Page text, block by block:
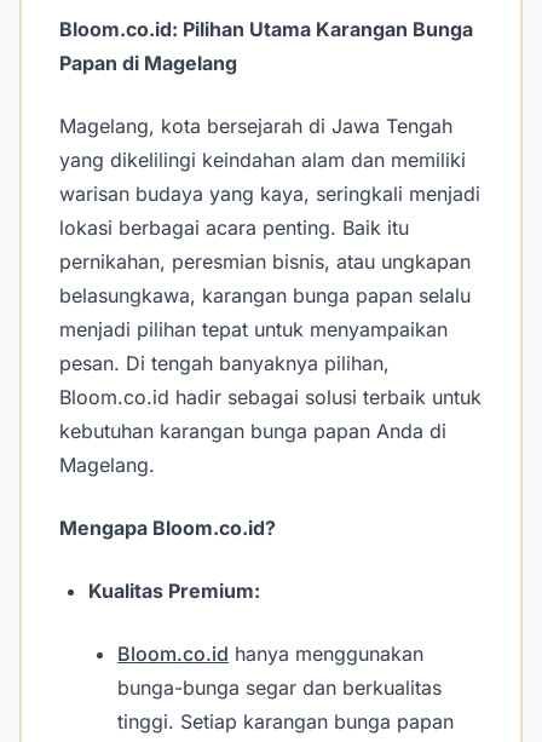
Bloom.co.id: Pilihan Utama Karangan Bunga
Papan di Magelang
Magelang, kota bersejarah di Jawa Tengah
yang dikelilingi keindahan alam dan memiliki
warisan budaya yang kaya, seringkali menjadi
lokasi berbagai acara penting. Baik itu
pernikahan, peresmian bisnis, atau ungkapan
belasungkawa, karangan bunga papan selalu
menjadi pilihan tepat untuk menyampaikan
pesan. Di tengah banyaknya pilihan,
Bloom.co.id hadir sebagai solusi terbaik untuk
kebutuhan karangan bunga papan Anda di
Magelang.
Mengapa Bloom.co.id?
Kualitas Premium:
Bloom.co.id hanya menggunakan
bunga-bunga segar dan berkualitas
tinggi. Setiap karangan bunga papan